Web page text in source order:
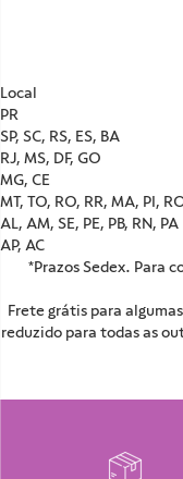
Local
PR
SP, SC, RS, ES, BA
RJ, MS, DF, GO
MG, CE
MT, TO, RO, RR, MA, PI,
AL, AM, SE, PE, PB, RN, PA
AP, AC
*Prazos Sedex. Para
Frete grátis para
reduzido para todas as